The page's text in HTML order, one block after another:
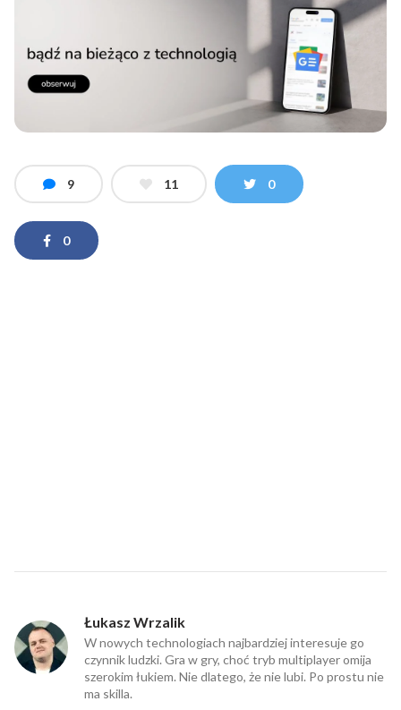
9 11 0
0
Łukasz Wrzalik
W nowych technologiach najbardziej interesuje go
czynnik ludzki. Gra w gry, choć tryb multiplayer omija
szerokim łukiem. Nie dlatego, że nie lubi. Po prostu nie
ma skilla.